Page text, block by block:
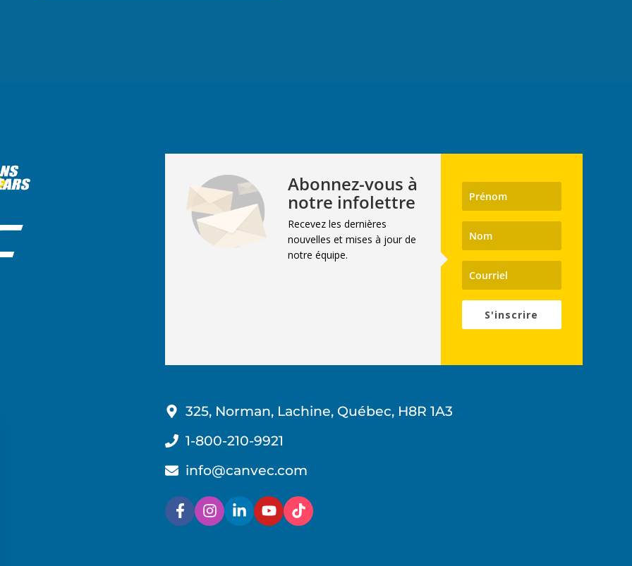
Abonnez-vous à
notre infolettre
Recevez les dernières
nouvelles et mises à jour de
notre équipe.
S'inscrire
325, Norman, Lachine, Québec, H8R 1A3
1-800-210-9921
info@canvec.com